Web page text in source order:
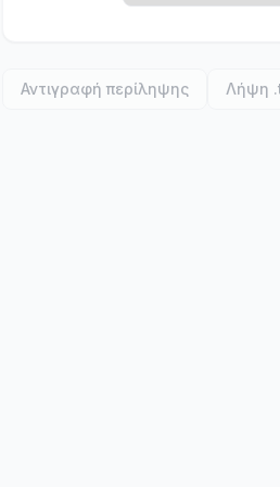
Αντιγραφή περίληψης Λήψη